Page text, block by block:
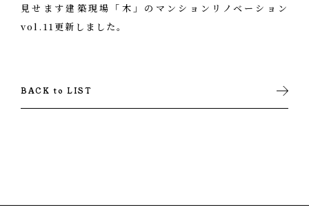
BACK to LIST
見せます建築現場「木」のマンションリノベーション
vol.11更新しました。